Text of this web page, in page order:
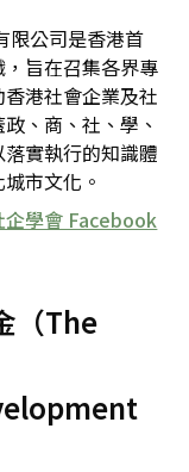
限公司是香港首
旨在召集各界專
港社會企業及社
、商、社、學、
實執行的知識體
市文化。
企學會 Facebook
（The